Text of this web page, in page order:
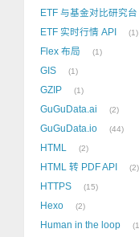
ETF 与基金对比研究台
ETF 实时行情 API 1
Flex 布局 1
GIS 1
GZIP 1
GuGuData.ai 2
GuGuData.io 44
HTML 2
HTML 转 PDF API 2
HTTPS 15
Hexo 2
Human in the loop 1